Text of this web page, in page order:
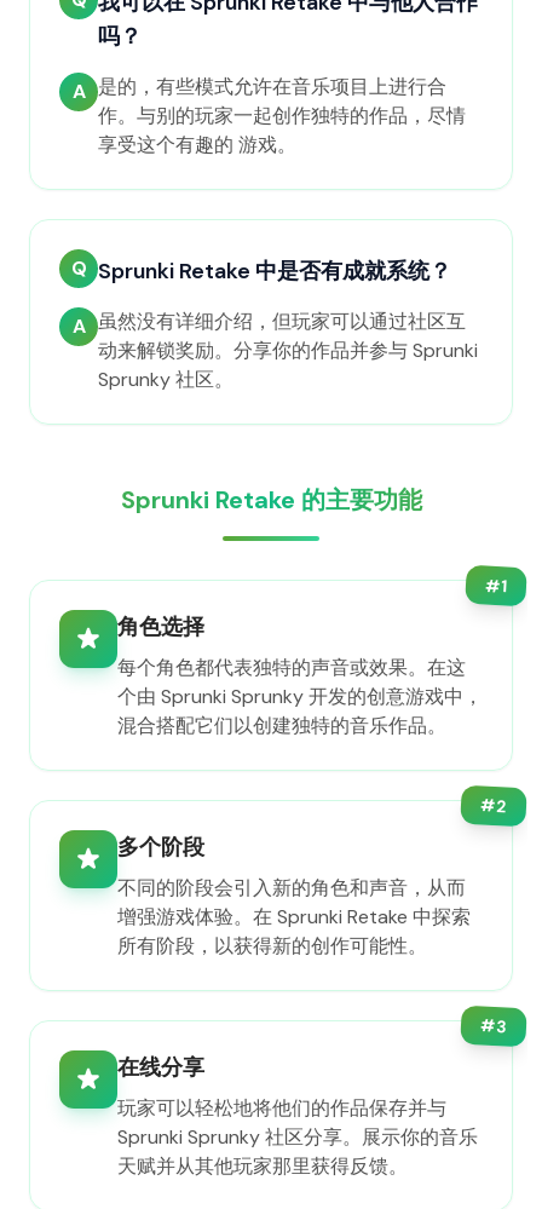
吗？
A 是的，有些模式允许在音乐项目上进行合
作。与别的玩家一起创作独特的作品，尽情
享受这个有趣的 游戏。
Q Sprunki Retake 中是否有成就系统？
A 虽然没有详细介绍，但玩家可以通过社区互
动来解锁奖励。分享你的作品并参与 Sprunki
Sprunky 社区。
Sprunki Retake 的主要功能
#1
角色选择
每个角色都代表独特的声音或效果。在这
个由 Sprunki Sprunky 开发的创意游戏中，
混合搭配它们以创建独特的音乐作品。
#2
多个阶段
不同的阶段会引入新的角色和声音，从而
增强游戏体验。在 Sprunki Retake 中探索
所有阶段，以获得新的创作可能性。
#3
在线分享
玩家可以轻松地将他们的作品保存并与
Sprunki Sprunky 社区分享。展示你的音乐
天赋并从其他玩家那里获得反馈。